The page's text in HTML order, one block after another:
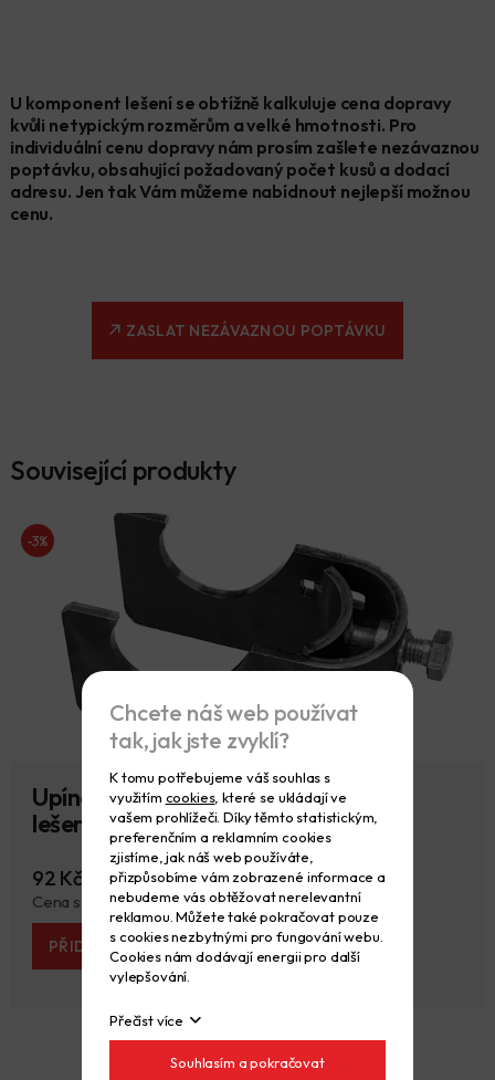
U komponent lešení se obtížně kalkuluje cena dopravy
kvůli netypickým rozměrům a velké hmotnosti. Pro
individuální cenu dopravy nám prosím zašlete nezávaznou
poptávku, obsahující požadovaný počet kusů a dodací
adresu. Jen tak Vám můžeme nabídnout nejlepší možnou
cenu.
ZASLAT NEZÁVAZNOU POPTÁVKU
Související produkty
-3%
Upínací spojka háková pro trubkové
lešení - nová
92 Kč 95 Kč
Cena s DPH 111 Kč115 Kč
PŘIDAT DO KOŠÍKU
Chcete náš web používat
tak, jak jste zvyklí?
K tomu potřebujeme váš souhlas s
využitím cookies, které se ukládají ve
vašem prohlížeči. Díky těmto statistickým,
preferenčním a reklamním cookies
zjistíme, jak náš web používáte,
přizpůsobíme vám zobrazené informace a
nebudeme vás obtěžovat nerelevantní
reklamou. Můžete také pokračovat pouze
s cookies nezbytnými pro fungování webu.
Cookies nám dodávají energii pro další
vylepšování.
Přečíst více
Souhlasím a pokračovat